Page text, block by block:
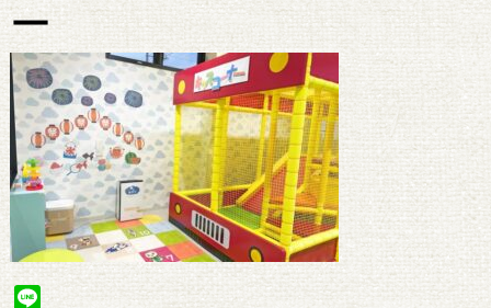
ー
Line